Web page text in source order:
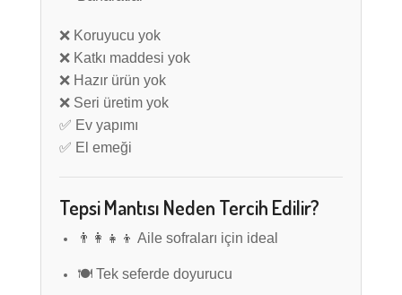
❌ Koruyucu yok
❌ Katkı maddesi yok
❌ Hazır ürün yok
❌ Seri üretim yok
✅ Ev yapımı
✅ El emeği
Tepsi Mantısı Neden Tercih Edilir?
👨‍👩‍👧‍👦 Aile sofraları için ideal
🍽️ Tek seferde doyurucu